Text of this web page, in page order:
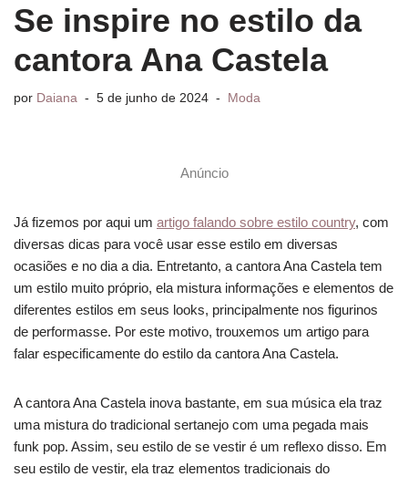
Se inspire no estilo da
cantora Ana Castela
por Daiana 5 de junho de 2024 Moda
Anúncio
Já fizemos por aqui um artigo falando sobre estilo country, com
diversas dicas para você usar esse estilo em diversas
ocasiões e no dia a dia. Entretanto, a cantora Ana Castela tem
um estilo muito próprio, ela mistura informações e elementos de
diferentes estilos em seus looks, principalmente nos figurinos
de performasse. Por este motivo, trouxemos um artigo para
falar especificamente do estilo da cantora Ana Castela.
A cantora Ana Castela inova bastante, em sua música ela traz
uma mistura do tradicional sertanejo com uma pegada mais
funk pop. Assim, seu estilo de se vestir é um reflexo disso. Em
seu estilo de vestir, ela traz elementos tradicionais do